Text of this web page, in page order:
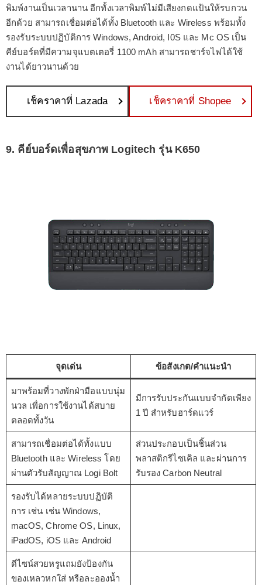
พิมพ์งานเป็นเวลานาน อีกทั้งเวลาพิมพ์ไม่มีเสียงกดแป้นให้รบกวน
อีกด้วย สามารถเชื่อมต่อได้ทั้ง Bluetooth และ Wireless พร้อมทั้ง
รองรับระบบปฏิบัติการ Windows, Android, I0S และ Mc OS เป็น
คีย์บอร์ดที่มีความจุแบตเตอรี่ 1100 mAh สามารถชาร์จไฟได้ใช้
งานได้ยาวนานด้วย
เช็คราคาที่ Lazada เช็คราคาที่ Shopee
9. คีย์บอร์ดเพื่อสุขภาพ Logitech รุ่น K650
จุดเด่น ข้อสังเกต/คำแนะนำ
มาพร้อมที่วางพักฝ่ามือแบบนุ่ม
นวล เพื่อการใช้งานได้สบาย
ตลอดทั้งวัน
มีการรับประกันแบบจำกัดเพียง
1 ปี สำหรับฮาร์ดแวร์
สามารถเชื่อมต่อได้ทั้งแบบ
Bluetooth และ Wireless โดย
ผ่านตัวรับสัญญาณ Logi Bolt
ส่วนประกอบเป็นชิ้นส่วน
พลาสติกรีไซเคิล และผ่านการ
รับรอง Carbon Neutral
รองรับได้หลายระบบปฏิบัติ
การ เช่น เช่น Windows,
macOS, Chrome OS, Linux,
iPadOS, iOS และ Android
ดีไซน์สวยหรูแถมยังป้องกัน
ของเหลวหกใส่ หรือละอองน้ำ